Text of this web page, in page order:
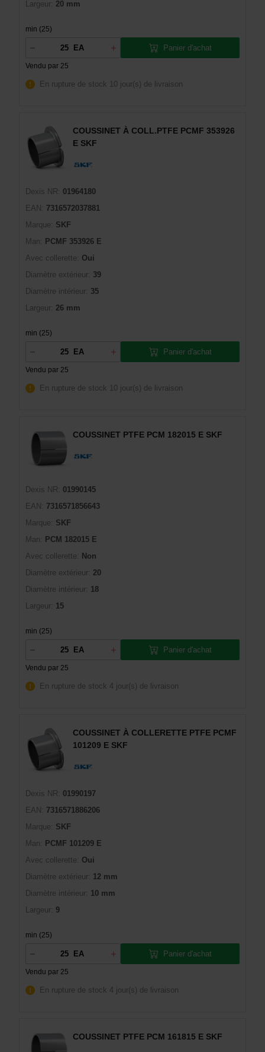
Largeur: 20 mm
min (25)
EA
Vendu par 25
Panier d'achat
En rupture de stock 10 jour(s) de livraison
COUSSINET À COLL.PTFE PCMF 353926
E SKF
Dexis NR:
01964180
EAN:
7316572037881
Marque:
SKF
Man:
PCMF 353926 E
Avec collerette:
Oui
Diamètre extérieur: 39
Diamètre intérieur: 35
Largeur: 26 mm
min (25)
EA
Vendu par 25
Panier d'achat
En rupture de stock 10 jour(s) de livraison
COUSSINET PTFE PCM 182015 E SKF
Dexis NR:
01990145
EAN:
7316571856643
Marque:
SKF
Man:
PCM 182015 E
Avec collerette:
Non
Diamètre extérieur: 20
Diamètre intérieur: 18
Largeur: 15
min (25)
EA
Vendu par 25
Panier d'achat
En rupture de stock 4 jour(s) de livraison
COUSSINET À COLLERETTE PTFE PCMF
101209 E SKF
Dexis NR:
01990197
EAN:
7316571886206
Marque:
SKF
Man:
PCMF 101209 E
Avec collerette:
Oui
Diamètre extérieur: 12 mm
Diamètre intérieur: 10 mm
Largeur: 9
min (25)
EA
Vendu par 25
Panier d'achat
En rupture de stock 4 jour(s) de livraison
COUSSINET PTFE PCM 161815 E SKF